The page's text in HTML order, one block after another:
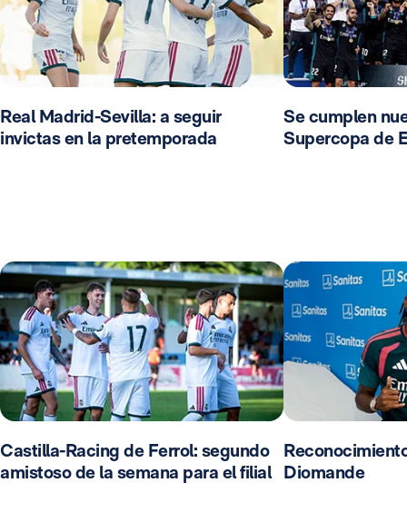
Real Madrid-Sevilla: a seguir
invictas en la pretemporada
Se cumplen
Supercopa de
Castilla-Racing de Ferrol: segundo
amistoso de la semana para el filial
Diomande